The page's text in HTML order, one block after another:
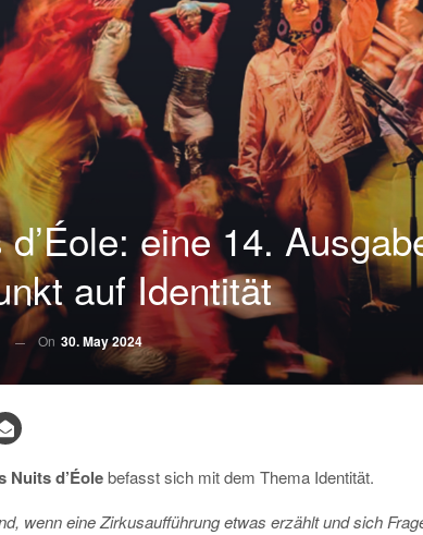
eine 14.
auf Identität
On 30. May 2024
Nuits d’Éolebefasst sich mit dem Thema Identität.
wenn eine Zirkusaufführung etwas erzählt und sich